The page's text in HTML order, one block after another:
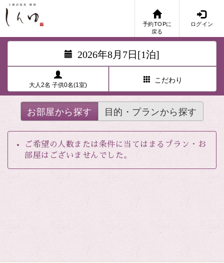
予約TOPに
戻る
ログイン
2026年8月7日[1泊]
大人2名 子供0名(1室)
こだわり
お部屋から探す 目的・プランから探す
ご希望の人数または条件に当てはまるプラン・お
部屋はございませんでした。